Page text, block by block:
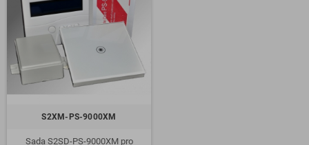
S2XM-PS-9000XM
Sada S2SD-PS-9000XM pro